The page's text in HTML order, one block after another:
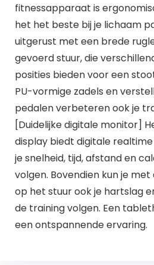
fitnessapparaat is
het het beste bij je lichaam
uitgerust met een brede
gevoerd stuur, die
posities bieden voor een
PU-vormige zadels en
pedalen verbeteren ook je
[Duidelijke digitale monitor]
display biedt digitale
je snelheid, tijd, afstand en
volgen. Bovendien kun je
op het stuur ook je hartslag
de training volgen. Een
een ontspannende ervaring.